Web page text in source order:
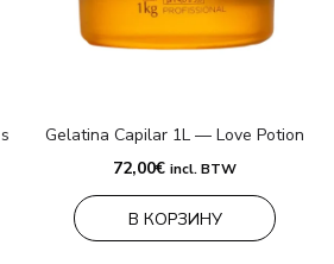
Gelatina Capilar 1L — Love Potion
72,00€ incl. BTW
В КОРЗИНУ